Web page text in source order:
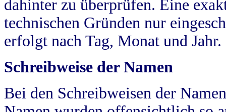
dahinter zu überprüfen. Eine
technischen Gründen nur
erfolgt nach Tag, Monat und Jahr.
Schreibweise der Namen
Bei den Schreibweisen der